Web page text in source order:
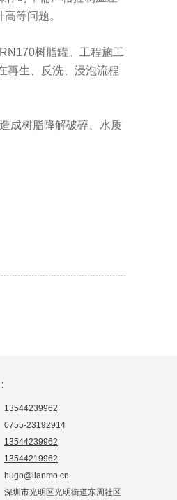
等问题。
树脂罐。工程施工
再生、反洗、浸泡流程
成树脂降解破碎、水质
13544239962
0755-23192914
13544239962
13544219962
hugo@ilanmo.cn
深圳市光明区光明街道东周社区